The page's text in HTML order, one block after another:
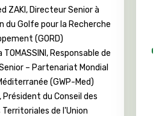
ZAKI, Directeur Senior à
du Golfe pour la Recherche
(GORD)
TOMASSINI, Responsable de
– Partenariat Mondial
(GWP-Med)
Président du Conseil des
de l'Union